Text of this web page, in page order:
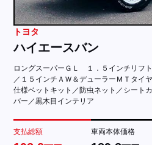
トヨタ
ハイエースバン
ロングスーパーＧＬ １．５インチリフ
／１５インチＡＷ＆デューラーＭＴタイ
仕様ベットキット／防虫ネット／シート
バー／黒木目インテリア
支払総額 車両本体価格